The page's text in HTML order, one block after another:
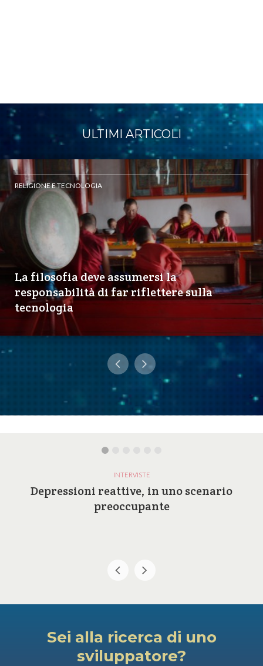
ULTIMI ARTICOLI
RELIGIONE E TECNOLOGIA
La filosofia deve assumersi la
responsabilità di far riflettere sulla
tecnologia
INTERVISTE
Depressioni reattive, in uno scenario
preoccupante
Sei alla ricerca di uno
sviluppatore?